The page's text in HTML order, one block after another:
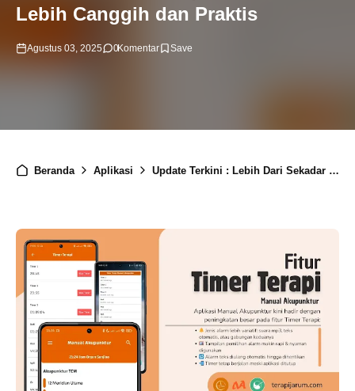
Lebih Canggih dan Praktis
Agustus 03, 2025 0Komentar
Beranda Aplikasi Update Terkini : Lebih Dari Sekadar Timer - Manual Akupunktur Kini Lebih Canggih dan Praktis